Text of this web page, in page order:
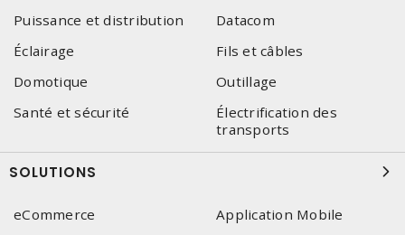
Puissance et distribution
Datacom
Éclairage
Fils et câbles
Domotique
Outillage
Santé et sécurité
Électrification des
transports
SOLUTIONS
eCommerce
Application Mobile